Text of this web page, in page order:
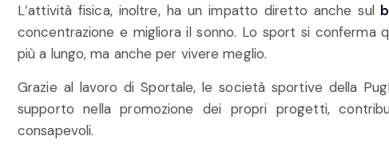
L’attività fisica, inoltre, ha un impatto diretto anche sul
concentrazione e migliora il sonno. Lo sport si conferma
più a lungo, ma anche per vivere meglio.
Grazie al lavoro di Sportale, le società sportive della
supporto nella promozione dei propri progetti,
consapevoli.